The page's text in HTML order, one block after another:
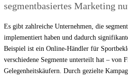
segmentbasiertes Marketing
Es gibt zahlreiche Unternehmen, die
implementiert haben und dadurch
Beispiel ist ein Online-Händler für
verschiedene Segmente unterteilt hat – von
Gelegenheitskäufern. Durch gezielte